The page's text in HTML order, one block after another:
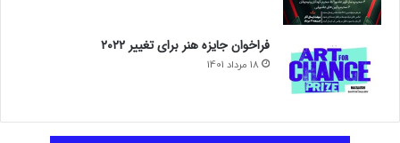
فراخوان جایزه هنر برای تغییر ۲۰۲۲
18 مرداد 1401